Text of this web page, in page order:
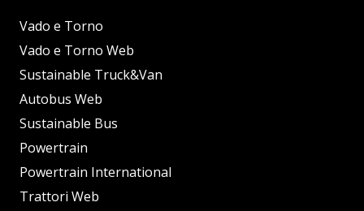
Vado e Torno
Vado e Torno Web
Sustainable Truck&Van
Autobus Web
Sustainable Bus
Powertrain
Powertrain International
Trattori Web